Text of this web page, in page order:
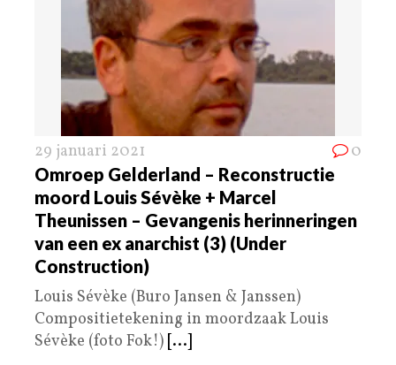
29 januari 2021 0
Omroep Gelderland – Reconstructie
moord Louis Sévèke + Marcel
Theunissen – Gevangenis herinneringen
van een ex anarchist (3) (Under
Construction)
Louis Sévèke (Buro Jansen & Janssen)
Compositietekening in moordzaak Louis
Sévèke (foto Fok!) [...]